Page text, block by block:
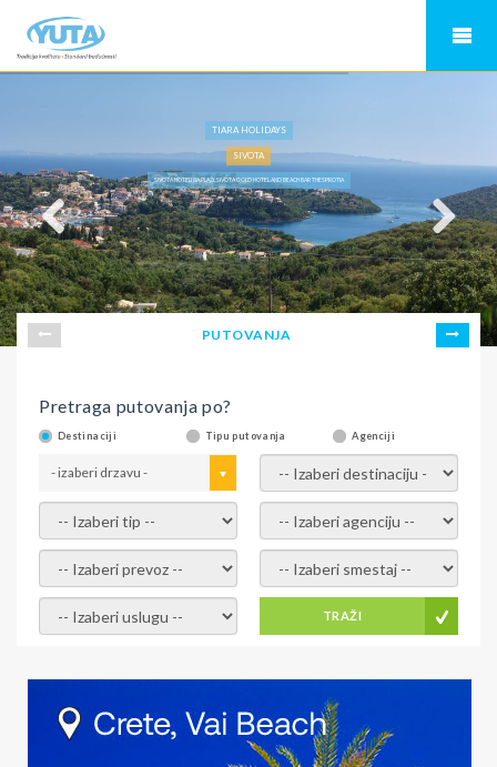
TIARA HOLIDAYS
SIVOTA
SIVOTA HOTELI NA PLAŽI, SIVOTA GOLD HOTEL AND BEACH BAR THESPROTIA
PUTOVANJA
Pretraga putovanja po?
Destinaciji Tipu putovanja Agenciji
- izaberi drzavu - - izaberi destinaciju -
- izaberi tip - - izaberi agenciju -
- izaberi prevoz - - Izaberite smestaj -
- Izaberite uslugu - TRAŽI